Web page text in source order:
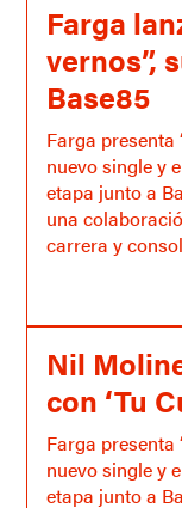
Farga
vernos”,
Base85
Farga presenta
nuevo single y
etapa junto a
una
carrera y
Nil
con ‘Tu
Farga presenta
nuevo single y
etapa junto a